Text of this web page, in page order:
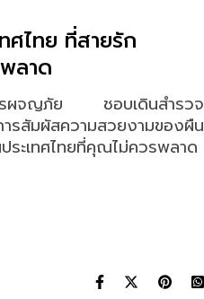
ศไทย ที่สายรัก
ลาด
รผจญภัย ชอบเดินสำรวจ
รสัมผัสความสวยงามของผืน
ระเทศไทยที่คุณไม่ควรพลาด